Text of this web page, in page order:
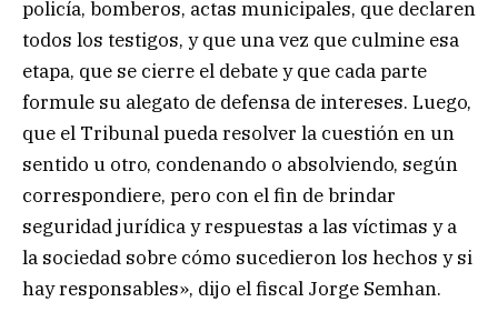
policía, bomberos, actas municipales, que declaren
todos los testigos, y que una vez que culmine esa
etapa, que se cierre el debate y que cada parte
formule su alegato de defensa de intereses. Luego,
que el Tribunal pueda resolver la cuestión en un
sentido u otro, condenando o absolviendo, según
correspondiere, pero con el fin de brindar
seguridad jurídica y respuestas a las víctimas y a
la sociedad sobre cómo sucedieron los hechos y si
hay responsables», dijo el fiscal Jorge Semhan.